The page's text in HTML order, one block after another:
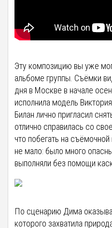
Эту композицию вы уже
альбоме группы. Съёмки
дня в Москве в начале
исполнила модель
Билан лично пригласил
отлично справилась со
что побегать на
не мало: было много
выполняли без помощи
По сценарию Дима
которого захватила